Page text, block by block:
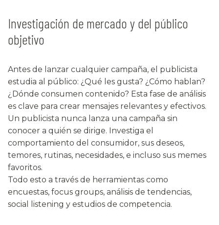
Investigación de mercado y del público
objetivo
Antes de lanzar cualquier campaña, el publicista
estudia al público: ¿Qué les gusta? ¿Cómo hablan?
¿Dónde consumen contenido? Esta fase de análisis
es clave para crear mensajes relevantes y efectivos.
Un publicista nunca lanza una campaña sin
conocer a quién se dirige. Investiga el
comportamiento del consumidor, sus deseos,
temores, rutinas, necesidades, e incluso sus memes
favoritos.
Todo esto a través de herramientas como
encuestas, focus groups, análisis de tendencias,
social listening y estudios de competencia.